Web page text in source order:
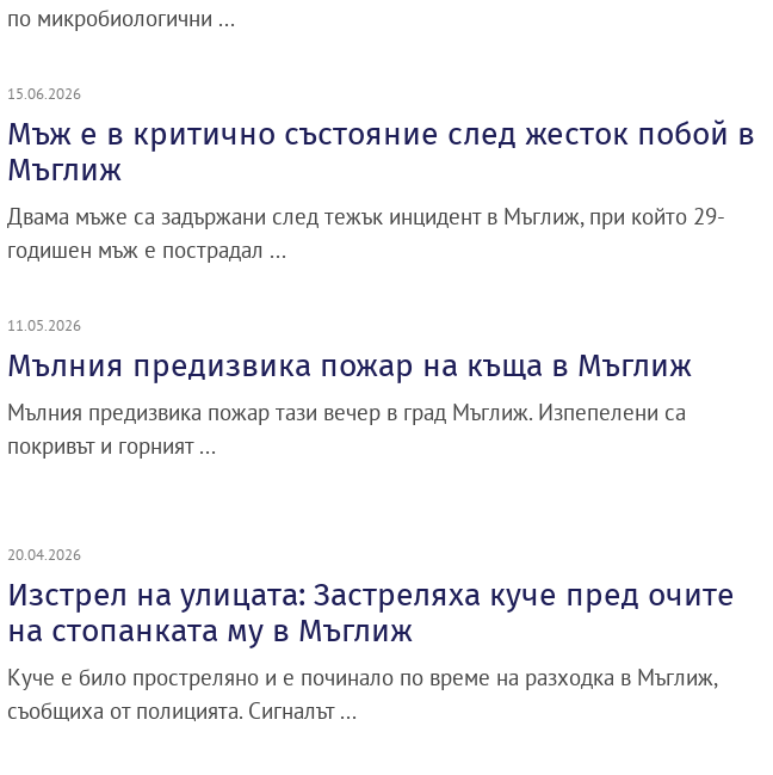
по микробиологични ...
15.06.2026
Мъж е в критично състояние след жесток побой в
Мъглиж
Двама мъже са задържани след тежък инцидент в Мъглиж, при който 29-
годишен мъж е пострадал ...
11.05.2026
Мълния предизвика пожар на къща в Мъглиж
Мълния предизвика пожар тази вечер в град Мъглиж. Изпепелени са
покривът и горният ...
20.04.2026
Изстрел на улицата: Застреляха куче пред очите
на стопанката му в Мъглиж
Куче е било простреляно и е починало по време на разходка в Мъглиж,
съобщиха от полицията. Сигналът ...